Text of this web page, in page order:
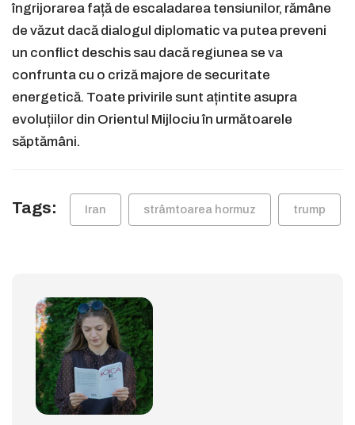
îngrijorarea față de escaladarea tensiunilor, rămâne
de văzut dacă dialogul diplomatic va putea preveni
un conflict deschis sau dacă regiunea se va
confrunta cu o criză majore de securitate
energetică. Toate privirile sunt ațintite asupra
evoluțiilor din Orientul Mijlociu în următoarele
săptămâni.
Tags: Iran strâmtoarea hormuz trump